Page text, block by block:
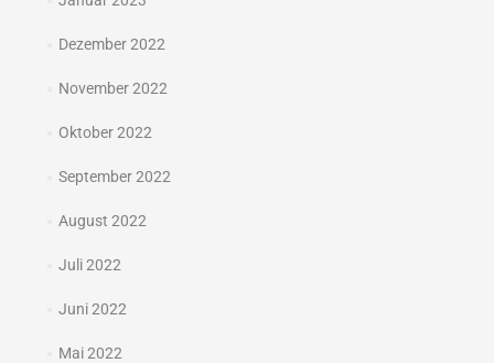
Dezember 2022
November 2022
Oktober 2022
September 2022
August 2022
Juli 2022
Juni 2022
Mai 2022